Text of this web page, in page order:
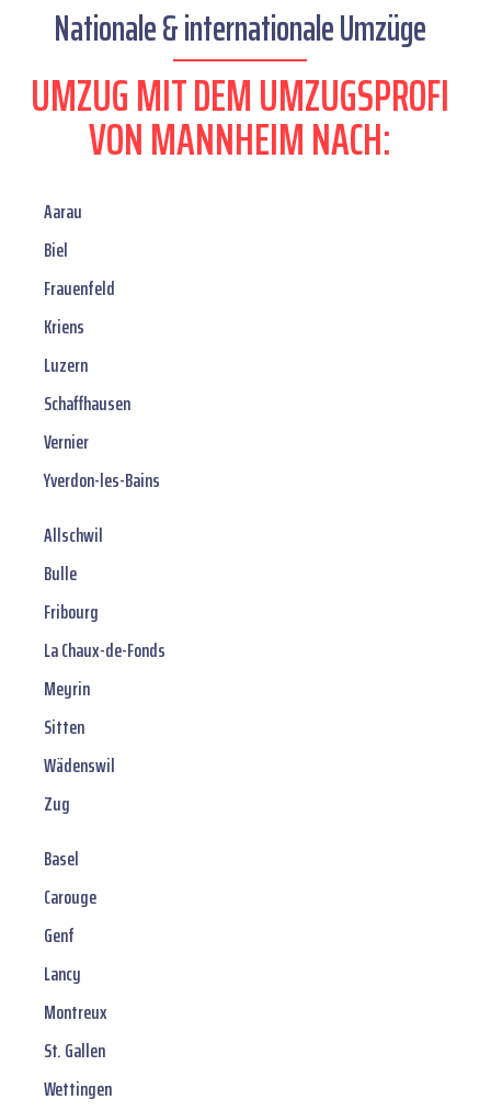
Nationale & internationale Umzüge
UMZUG MIT DEM UMZUGSPROFI
VON MANNHEIM NACH:
Aarau
Biel
Frauenfeld
Kriens
Luzern
Schaffhausen
Vernier
Yverdon-les-Bains
Allschwil
Bulle
Fribourg
La Chaux-de-Fonds
Meyrin
Sitten
Wädenswil
Zug
Basel
Carouge
Genf
Lancy
Montreux
St. Gallen
Wettingen